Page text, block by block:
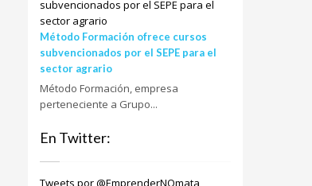
Método Formación ofrece cursos
subvencionados por el SEPE para el
sector agrario
Método Formación, empresa
perteneciente a Grupo...
En Twitter:
Tweets por @EmprenderNOmata